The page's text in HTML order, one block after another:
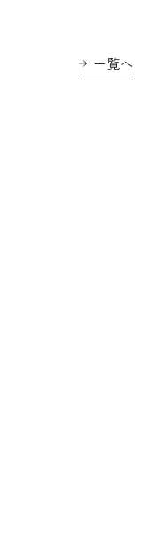
一覧へ